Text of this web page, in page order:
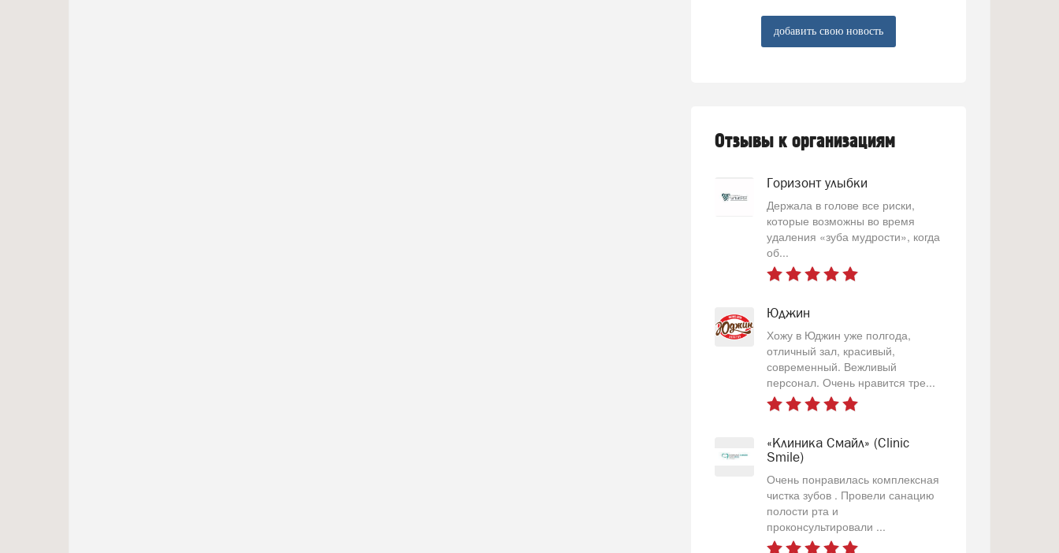
добавить свою новость
Отзывы к организациям
Горизонт улыбки
Держала в голове все риски,
которые возможны во время
удаления «зуба мудрости», когда
об...
Юджин
Хожу в Юджин уже полгода,
отличный зал, красивый,
современный. Вежливый
персонал. Очень нравится тре...
«Клиника Смайл» (Clinic
Smile)
Очень понравилась комплексная
чистка зубов . Провели санацию
полости рта и
проконсультировали ...